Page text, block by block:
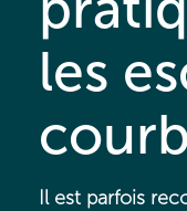
les
Il est parfois